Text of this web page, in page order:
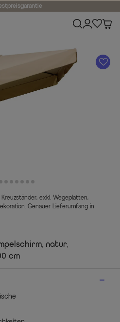
A
exkl. Wegeplatten,
Genauer Lieferumfang in
natur,
cm